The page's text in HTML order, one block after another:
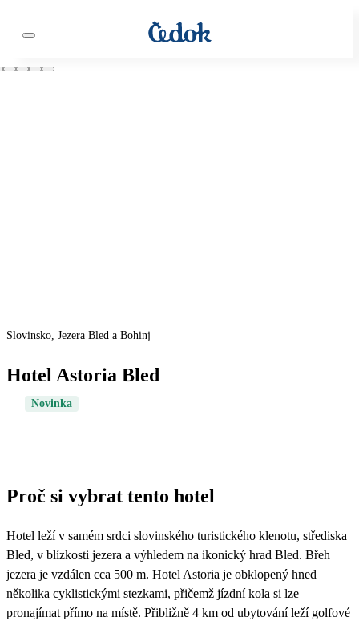
Slovinsko, Jezera Bled a Bohinj
Hotel Astoria Bled
Novinka
Proč si vybrat tento hotel
Hotel leží v samém srdci slovinského turistického klenotu, střediska
Bled, v blízkosti jezera a výhledem na ikonický hrad Bled. Břeh
jezera je vzdálen cca 500 m. Hotel Astoria je obklopený hned
několika cyklistickými stezkami, přičemž jízdní kola si lze
pronajímat přímo na místě. Přibližně 4 km od ubytování leží golfové